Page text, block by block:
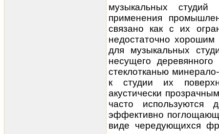
музыкальных
применения
связано как с их
недостаточно
для музыкальных
несущего
стеклотканью
к студии их
акустически
часто используются
эффективно
виде чередующихся